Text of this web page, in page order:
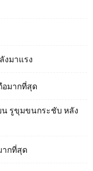
งมาแรง
อมากที่สุด
น รูขุมขนกระชับ หลัง
ากที่สุด